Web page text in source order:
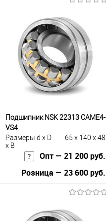
Купить в 1
К
сравнению
В избранное
Под заказ
Подшипник NSK 22313 CAME4-
VS4
Размеры d x D
x B
65 x 140 x 48
Опт — 21 200 руб.
Розница — 23 600 руб.